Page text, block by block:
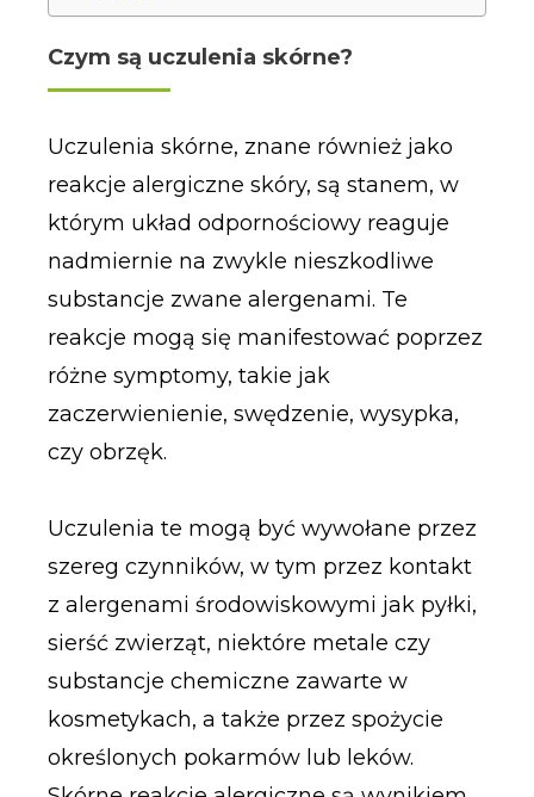
Czym są uczulenia skórne?
Uczulenia skórne, znane również jako
reakcje alergiczne skóry, są stanem, w
którym układ odpornościowy reaguje
nadmiernie na zwykle nieszkodliwe
substancje zwane alergenami. Te
reakcje mogą się manifestować poprzez
różne symptomy, takie jak
zaczerwienienie, swędzenie, wysypka,
czy obrzęk.
Uczulenia te mogą być wywołane przez
szereg czynników, w tym przez kontakt
z alergenami środowiskowymi jak pyłki,
sierść zwierząt, niektóre metale czy
substancje chemiczne zawarte w
kosmetykach, a także przez spożycie
określonych pokarmów lub leków.